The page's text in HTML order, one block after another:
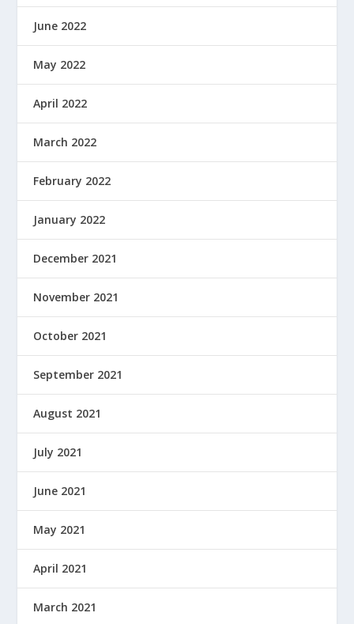
June 2022
May 2022
April 2022
March 2022
February 2022
January 2022
December 2021
November 2021
October 2021
September 2021
August 2021
July 2021
June 2021
May 2021
April 2021
March 2021